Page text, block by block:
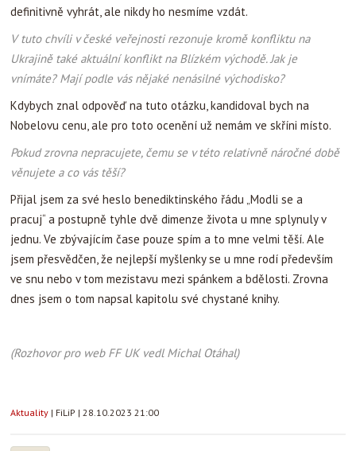
definitivně vyhrát, ale nikdy ho nesmíme vzdát.
V tuto chvíli v české veřejnosti rezonuje kromě konfliktu na
Ukrajině také aktuální konflikt na Blízkém východě. Jak je
vnímáte? Mají podle vás nějaké nenásilné východisko?
Kdybych znal odpověď na tuto otázku, kandidoval bych na
Nobelovu cenu, ale pro toto ocenění už nemám ve skříni místo.
Pokud zrovna nepracujete, čemu se v této relativně náročné době
věnujete a co vás těší?
Přijal jsem za své heslo benediktinského řádu „Modli se a
pracuj“ a postupně tyhle dvě dimenze života u mne splynuly v
jednu. Ve zbývajícím čase pouze spím a to mne velmi těší. Ale
jsem přesvědčen, že nejlepší myšlenky se u mne rodí především
ve snu nebo v tom mezistavu mezi spánkem a bdělosti. Zrovna
dnes jsem o tom napsal kapitolu své chystané knihy.
(Rozhovor pro web FF UK vedl Michal Otáhal)
Aktuality | FiLiP | 28.10.2023 21:00